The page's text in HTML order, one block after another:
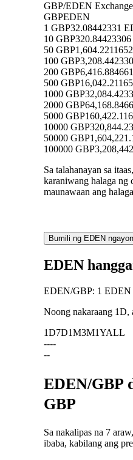
GBP/EDEN
GBPEDEN
1 GBP32.08442331
10 GBP
50 GBP
100 GBP
200 GBP
500 GBP
1000 GBP
2000 GBP
5000 GBP
10000 GBP
50000 GBP
100000 GBP
Sa talahanayan sa
karaniwang halaga ng
maunawaan ang
Bumili ng EDEN ngayon
EDEN
EDEN/GBP: 1 EDEN
Noong nakaraang 1D,
1D7D1M3M1YALL
----
--
EDEN/GBP
GBP
Sa nakalipas na 7
ibaba, kabilang ang